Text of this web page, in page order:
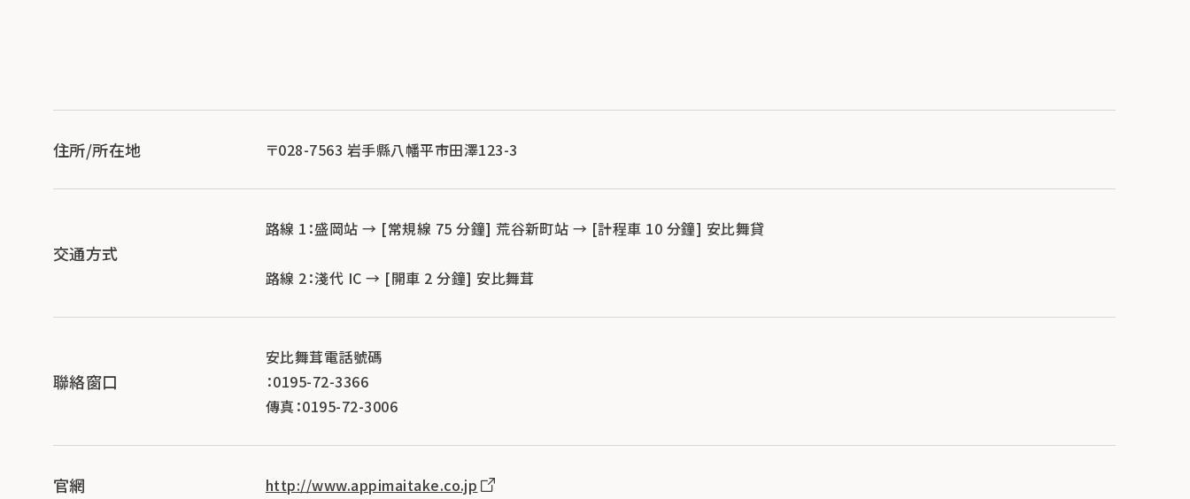
住所/所在地 〒028-7563 岩手縣八幡平市田澤123-3
交通方式
路線 1：盛岡站 → [常規線 75 分鐘] 荒谷新町站 → [計程車 10 分鐘] 安比舞貸
路線 2：淺代 IC → [開車 2 分鐘] 安比舞茸
聯絡窗口
安比舞茸電話號碼
：0195-72-3366
傳真：0195-72-3006
官網 http://www.appimaitake.co.jp